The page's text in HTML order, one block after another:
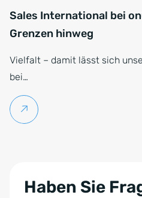
Sales International bei
Grenzen hinweg
Vielfalt – damit lässt sich
bei…
Weiterlesen
Haben Sie